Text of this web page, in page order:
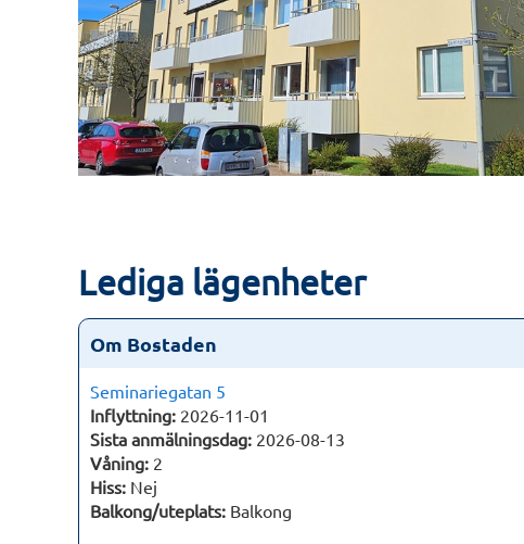
Lediga lägenheter
Om Bostaden
Seminariegatan 5
Inflyttning: 2026-11-01
Sista anmälningsdag: 2026-08-13
Våning: 2
Hiss: Nej
Balkong/uteplats: Balkong